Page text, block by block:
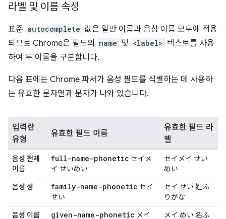
라벨 및 이름 속성
표준 autocomplete 값은 일반 이름과 음성 이름 모두에 적용
되므로 Chrome은 필드의
name 및 <label> 텍스트를 사용
하여 두 이름을 구분합니다.
다음 표에는 Chrome 파서가 음성 필드를 식별하는 데 사용하
는 유효한 문자열과 문자가 나와 있습니다.
입력란
유형
유효한 필드 이름
유효한 필드 라
벨
음성 전체
이름
full-name-phonetic セイメ
イ せいめい
セイメイ せい
めい
음성 성
family-name-phonetic セイ
せい
セイ せい 姓ふ
りがな
음성 이름
given-name-phonetic メイ
メイ めい 名ふ